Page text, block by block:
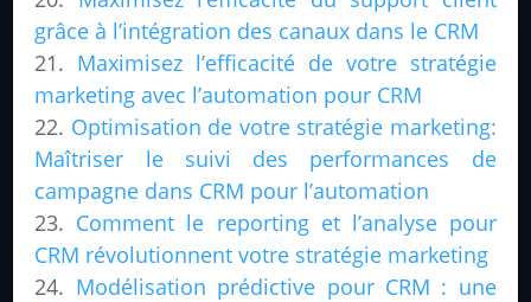
grâce à l’intégration des canaux dans le CRM
Maximisez l’efficacité de votre stratégie
marketing avec l’automation pour CRM
Optimisation de votre stratégie marketing:
Maîtriser le suivi des performances de
campagne dans CRM pour l’automation
Comment le reporting et l’analyse pour
CRM révolutionnent votre stratégie marketing
Modélisation prédictive pour CRM : une